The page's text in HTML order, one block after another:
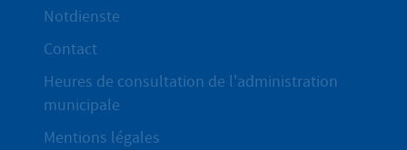
Notdienste
Contact
Heures de consultation de l'administration
municipale
Mentions légales